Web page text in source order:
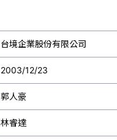
台境企業股份有限公司
2003/12/23
郭人豪
林睿達